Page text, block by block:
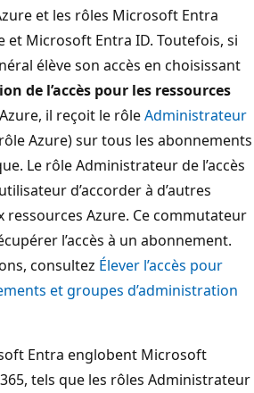
et les rôles Microsoft Entra
et Microsoft Entra ID. Toutefois, si
élève son accès en choisissant
de l’accès pour les ressources
il reçoit le rôleAdministrateur
Azure) sur tous les abonnements
Le rôle Administrateur de l’accès
d’accorder à d’autres
ressources Azure. Ce commutateur
l’accès à un abonnement.
consultez Élever l’accès pour
et groupes d’administration
Entra englobent Microsoft
tels que les rôles Administrateur